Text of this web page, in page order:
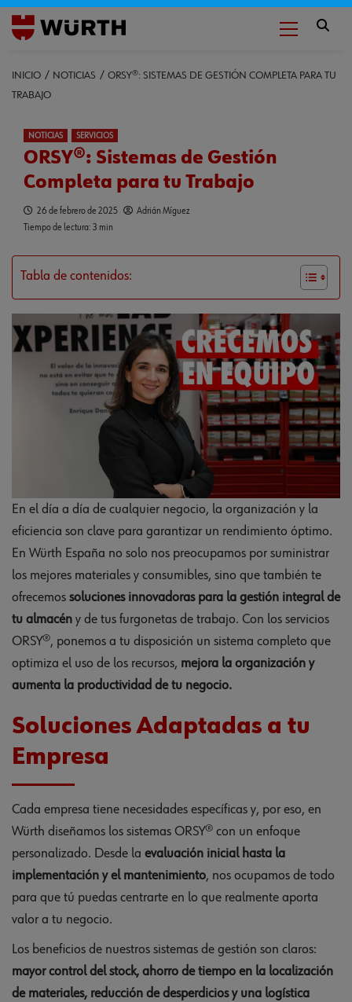
INICIO NOTICIAS
ORSY®: SISTEMAS DE GESTIÓN COMPLETA PARA TU
TRABAJO
NOTICIAS SERVICIOS
ORSY®: Sistemas de Gestión
Completa para tu Trabajo
26 de febrero de 2025
Adrián Míguez
Tiempo de lectura: 3 min
Tabla de contenidos:
En el día a día de cualquier negocio, la organización y la
eficiencia son clave para garantizar un rendimiento óptimo.
En Würth España no solo nos preocupamos por suministrar
los mejores materiales y consumibles, sino que también te
ofrecemos soluciones innovadoras para la gestión integral de
tu almacén y de tus furgonetas de trabajo. Con los servicios
ORSY®, ponemos a tu disposición un sistema completo que
optimiza el uso de los recursos, mejora la organización y
aumenta la productividad de tu negocio.
Soluciones Adaptadas a tu
Empresa
Cada empresa tiene necesidades específicas y, por eso, en
Würth diseñamos los sistemas ORSY® con un enfoque
personalizado. Desde la evaluación inicial hasta la
implementación y el mantenimiento, nos ocupamos de todo
para que tú puedas centrarte en lo que realmente aporta
valor a tu negocio.
Los beneficios de nuestros sistemas de gestión son claros:
mayor control del stock, ahorro de tiempo en la localización
de materiales, reducción de desperdicios y una logística